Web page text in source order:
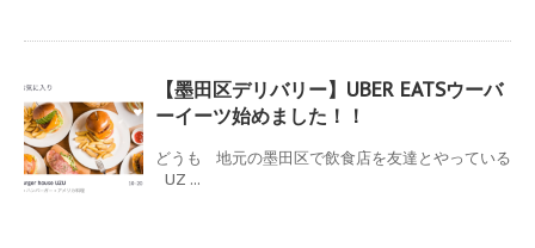
【墨田区デリバリー】UBER EATSウーバ
ーイーツ始めました！！
どうも 地元の墨田区で飲食店を友達とやっている
UZ ...